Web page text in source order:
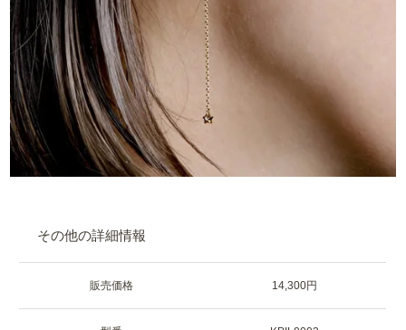
その他の詳細情報
販売価格 14,300円